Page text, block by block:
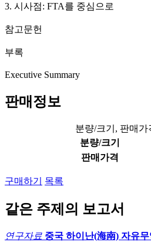
3. 시사점: FTA를 중심으로
참고문헌
부록
Executive Summary
판매정보
분량/크기, 판매가
분량/크기
판매가격
구매하기 목록
같은 주제의 보고서
연구자료 중국 하이난(海南) 자유